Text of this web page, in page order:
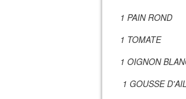
1 PAIN ROND
1 TOMATE
1 OIGNON
1 GOUSSE D'AIL